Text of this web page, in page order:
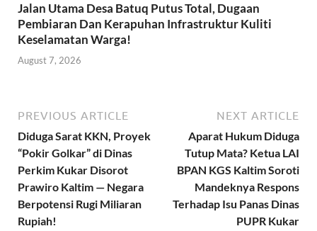
Jalan Utama Desa Batuq Putus Total, Dugaan
Pembiaran Dan Kerapuhan Infrastruktur Kuliti
Keselamatan Warga!
August 7, 2026
PREVIOUS ARTICLE
Diduga Sarat KKN, Proyek
“Pokir Golkar” di Dinas
Perkim Kukar Disorot
Prawiro Kaltim — Negara
Berpotensi Rugi Miliaran
Rupiah!
NEXT ARTICLE
Aparat Hukum Diduga
Tutup Mata? Ketua LAI
BPAN KGS Kaltim Soroti
Mandeknya Respons
Terhadap Isu Panas Dinas
PUPR Kukar